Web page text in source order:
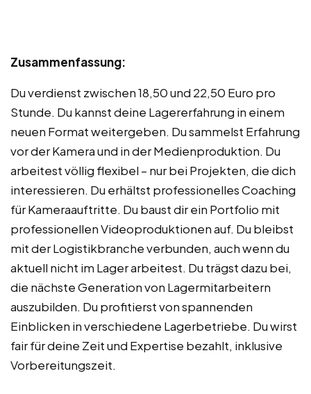
Zusammenfassung:
Du verdienst zwischen 18,50 und 22,50 Euro pro
Stunde. Du kannst deine Lagererfahrung in einem
neuen Format weitergeben. Du sammelst Erfahrung
vor der Kamera und in der Medienproduktion. Du
arbeitest völlig flexibel – nur bei Projekten, die dich
interessieren. Du erhältst professionelles Coaching
für Kameraauftritte. Du baust dir ein Portfolio mit
professionellen Videoproduktionen auf. Du bleibst
mit der Logistikbranche verbunden, auch wenn du
aktuell nicht im Lager arbeitest. Du trägst dazu bei,
die nächste Generation von Lagermitarbeitern
auszubilden. Du profitierst von spannenden
Einblicken in verschiedene Lagerbetriebe. Du wirst
fair für deine Zeit und Expertise bezahlt, inklusive
Vorbereitungszeit.